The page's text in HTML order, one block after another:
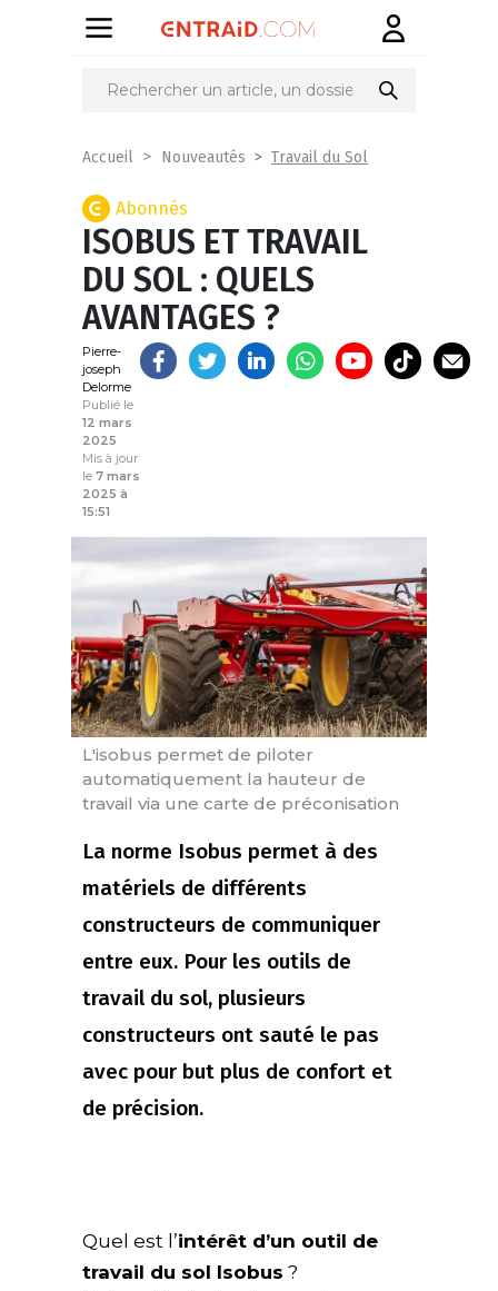
Partager
Accueil Nouveautés Travail du Sol
Abonnés
ISOBUS ET TRAVAIL
DU SOL : QUELS
AVANTAGES ?
Pierre-
joseph
Delorme
Publié le
12 mars
2025
Mis à jour
le 7 mars
2025 à
15:51
L'isobus permet de piloter
automatiquement la hauteur de
travail via une carte de préconisation
La norme Isobus permet à des
matériels de différents
constructeurs de communiquer
entre eux. Pour les outils de
travail du sol, plusieurs
constructeurs ont sauté le pas
avec pour but plus de confort et
de précision.
Quel est l’intérêt d’un outil de
travail du sol Isobus ?